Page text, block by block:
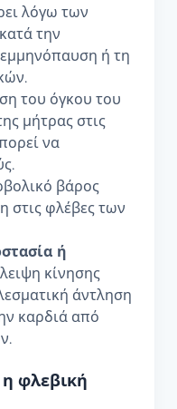
λόγω των
την
ή τη
του όγκου του
μήτρας στις
να
βάρος
στις φλέβες των
ή
κίνησης
άντληση
καρδιά από
η φλεβική